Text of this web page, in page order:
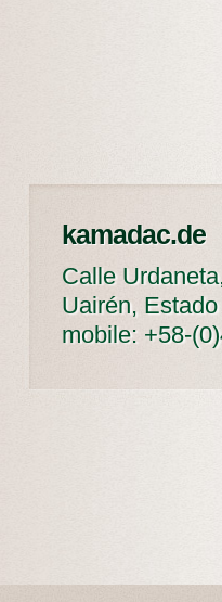
kamadac.de
Calle
Uairén,
mobile: +58-